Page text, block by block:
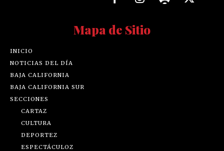
Mapa de Sitio
INICIO
NOTICIAS DEL DÍA
BAJA CALIFORNIA
BAJA CALIFORNIA SUR
SECCIONES
CARTAZ
CULTURA
DEPORTEZ
ESPECTÁCULOZ